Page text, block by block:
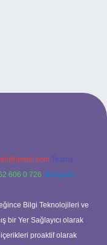
Teams:
606 0 726 Telegram:
Bilgi Teknolojileri ve
bir Yer Sağlayıcı olarak
proaktif olarak